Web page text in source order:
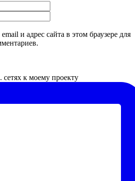
и адрес сайта в этом браузере для
сетях к моему проекту